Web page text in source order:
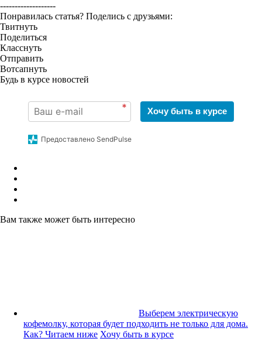
-------------------
Понравилась статья? Поделись с друзьями:
Твитнуть
Поделиться
Класснуть
Отправить
Вотсапнуть
Будь в курсе новостей
* Хочу быть в курсе
Предоставлено SendPulse
Вам также может быть интересно
Выберем электрическую
кофемолку, которая будет подходить не только для дома.
Как? Читаем ниже Хочу быть в курсе